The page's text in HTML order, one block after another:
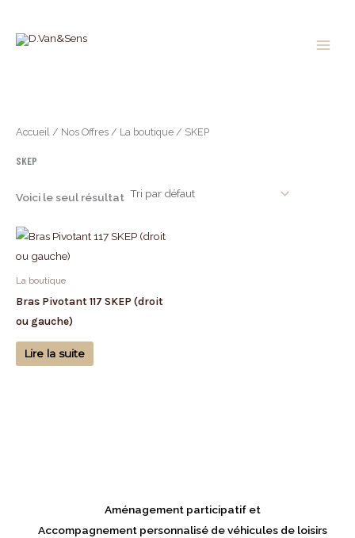
contenu
Accueil / Nos Offres / La boutique / SKEP
SKEP
Voici le seul résultat
La boutique
Bras Pivotant 117 SKEP (droit
ou gauche)
Lire la suite
Aménagement participatif et
Accompagnement personnalisé de véhicules de loisirs